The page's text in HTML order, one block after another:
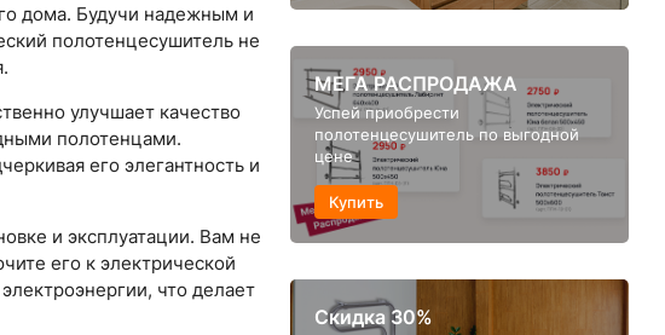
дома. Будучи надежным и
полотенцесушитель не
улучшает качество
полотенцами.
его элегантность и
и эксплуатации. Вам не
его к электрической
что делает
МЕГА РАСПРОДАЖА
Успей приобрести
полотенцесушитель по выгодной
цене
Купить
Скидка 30%